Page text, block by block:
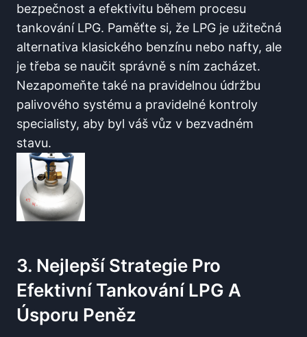
bezpečnost a efektivitu během procesu
tankování LPG. Paměťte si, že LPG ‌je užitečná
alternativa klasického benzínu nebo nafty, ale
je třeba se naučit správně s ním zacházet.
Nezapomeňte také na pravidelnou údržbu
palivového systému a pravidelné kontroly
specialisty, aby byl váš vůz v bezvadném
stavu.
3. Nejlepší Strategie Pro
Efektivní Tankování LPG A
‍úsporu Peněz